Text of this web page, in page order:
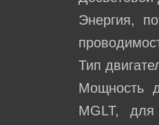
Энергия,
Тип
Мощность
MGLT,